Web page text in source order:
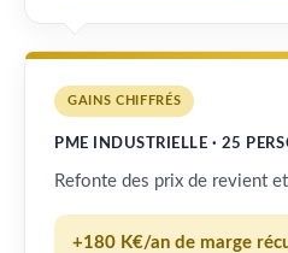
GAINS CHIFFRÉS
PME INDUSTRIELLE · 25
Refonte des prix de revient
+180 K€/an de marge